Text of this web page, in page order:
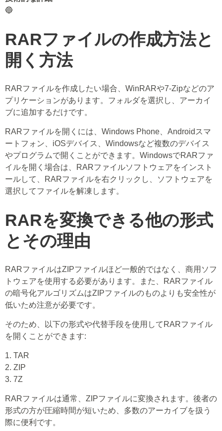
🔵
RARファイルの作成方法と
開く方法
RARファイルを作成したい場合、WinRARや7-Zipなどのア
プリケーションがあります。フォルダを選択し、アーカイ
ブに追加するだけです。
RARファイルを開くには、Windows Phone、Androidスマ
ートフォン、iOSデバイス、Windowsなど複数のデバイス
やプログラムで開くことができます。WindowsでRARファ
イルを開く場合は、RARファイルソフトウェアをインスト
ールして、RARファイルを右クリックし、ソフトウェアを
選択してファイルを解凍します。
RARを変換できる他の形式
とその理由
RARファイルはZIPファイルほど一般的ではなく、商用ソフ
トウェアを使用する必要があります。また、RARファイル
の暗号化アルゴリズムはZIPファイルのものよりも安全性が
低いため注意が必要です。
そのため、以下の形式や代替手段を使用してRARファイル
を開くことができます:
1. TAR
2. ZIP
3. 7Z
RARファイルは通常、ZIPファイルに変換されます。後者の
形式の方が圧縮時間が短いため、多数のアーカイブを扱う
際に便利です。